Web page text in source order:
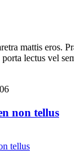
mattis eros.
porta lectus vel
non tellus